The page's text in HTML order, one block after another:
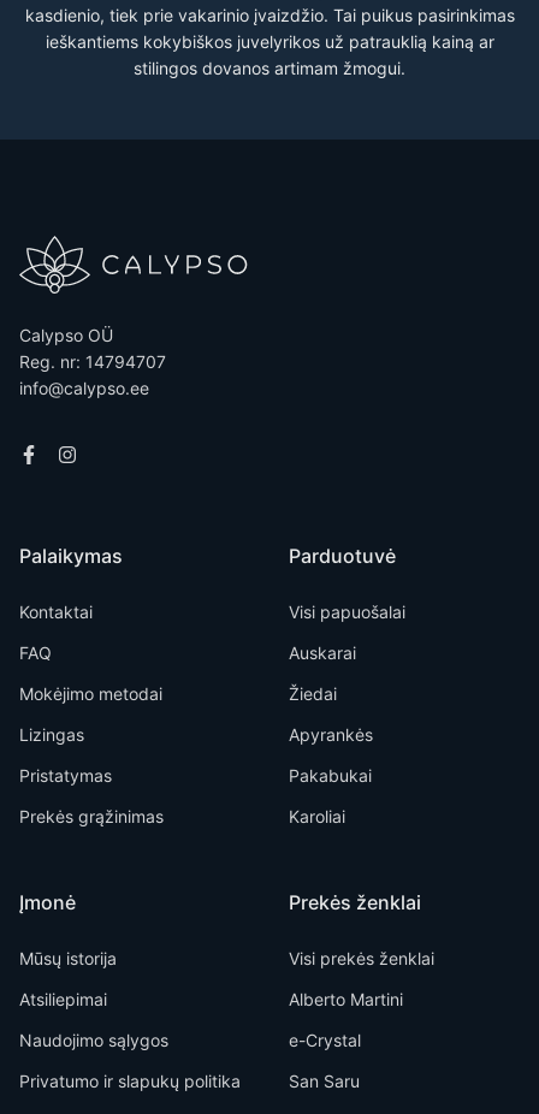
kasdienio, tiek prie vakarinio įvaizdžio. Tai puikus pasirinkimas
ieškantiems kokybiškos juvelyrikos už patrauklią kainą ar
stilingos dovanos artimam žmogui.
Calypso OÜ
Reg. nr: 14794707
info@calypso.ee
Palaikymas
Kontaktai
FAQ
Mokėjimo metodai
Lizingas
Pristatymas
Prekės grąžinimas
Įmonė
Mūsų istorija
Atsiliepimai
Naudojimo sąlygos
Privatumo ir slapukų politika
Parduotuvė
Visi papuošalai
Auskarai
Žiedai
Apyrankės
Pakabukai
Karoliai
Prekės ženklai
Visi prekės ženklai
Alberto Martini
e-Crystal
San Saru